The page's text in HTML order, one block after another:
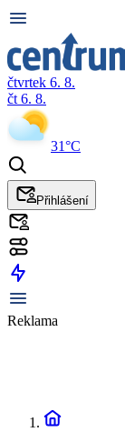
čtvrtek 6. 8.
čt 6. 8.
31°C
Přihlášení
Reklama